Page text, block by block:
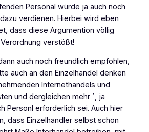
Personal würde ja auch noch
verdienen. Hierbei wird eben
dass diese Argumention völlig
verstößt!
auch noch freundlich empfohlen,
auch an den Einzelhandel denken
Internethandels und
und dergleichen mehr ´, ja
Personl erforderlich sei. Auch hier
dass Einzelhandler selbst schon